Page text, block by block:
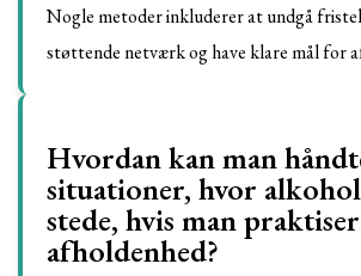
Nogle metoder inkluderer at undgå
støttende netværk og have klare mål for
Hvordan kan man
situationer, hvor
stede, hvis man
afholdenhed?